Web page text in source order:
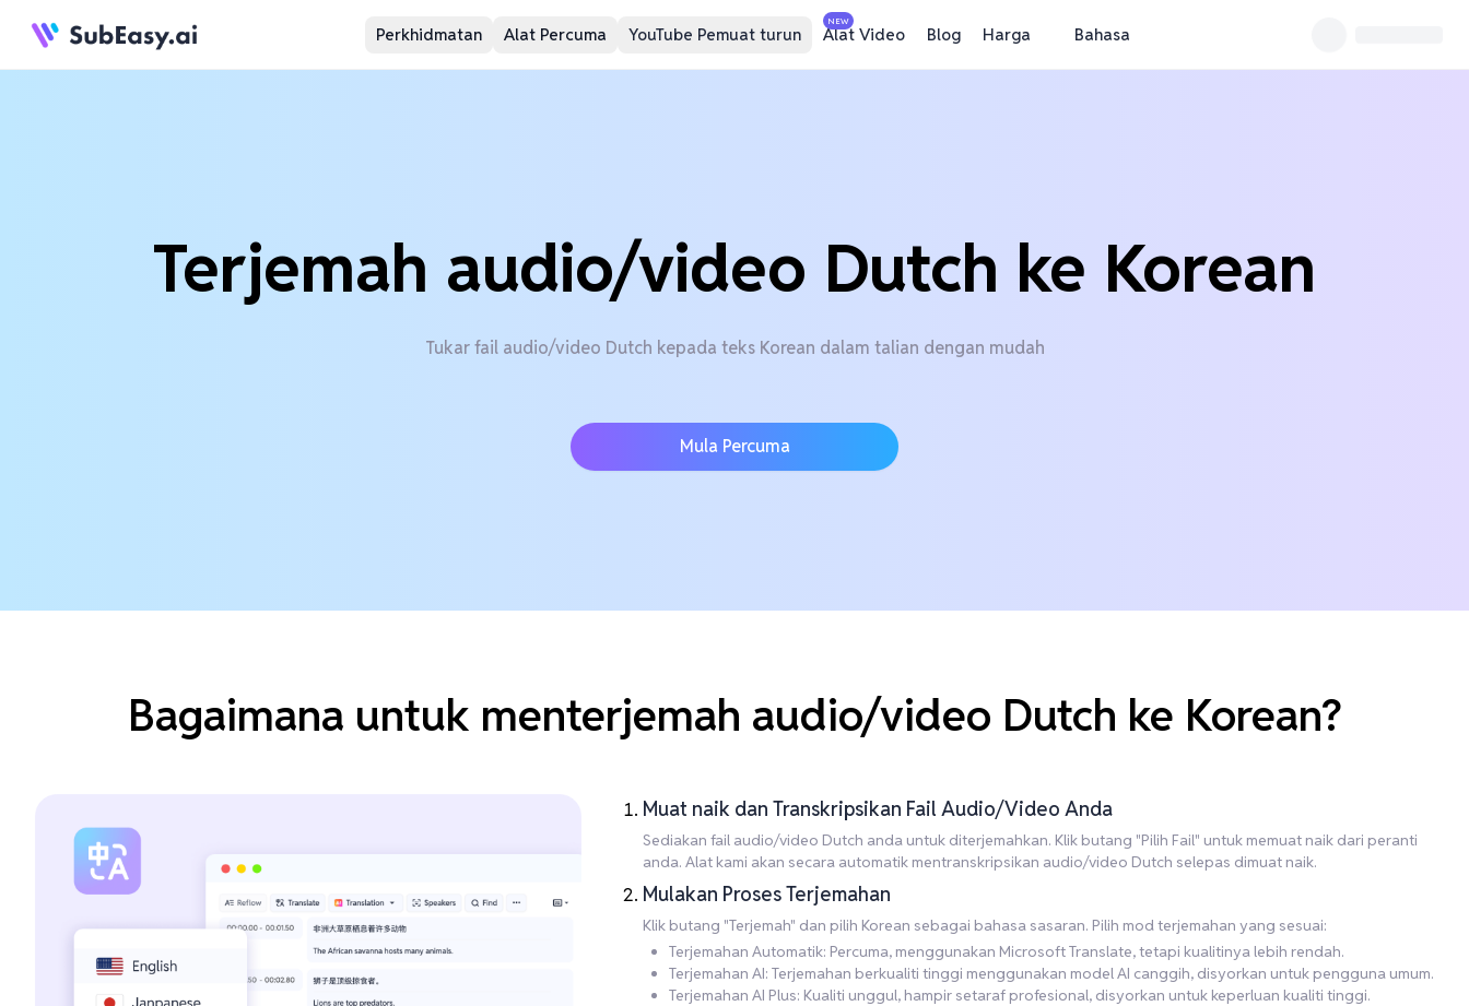
Perkhidmatan Alat Percuma YouTube Pemuat turun
NEW
Alat Video Blog Harga Bahasa
Terjemah audio/video Dutch ke Korean
Tukar fail audio/video Dutch kepada teks Korean dalam talian dengan mudah
Mula Percuma
Bagaimana untuk menterjemah audio/video Dutch ke Korean?
Muat naik dan Transkripsikan Fail Audio/Video Anda
Sediakan fail audio/video Dutch anda untuk diterjemahkan. Klik butang "Pilih Fail" untuk memuat naik dari peranti
anda. Alat kami akan secara automatik mentranskripsikan audio/video Dutch selepas dimuat naik.
Mulakan Proses Terjemahan
Klik butang "Terjemah" dan pilih Korean sebagai bahasa sasaran. Pilih mod terjemahan yang sesuai:
Terjemahan Automatik: Percuma, menggunakan Microsoft Translate, tetapi kualitinya lebih rendah.
Terjemahan AI: Terjemahan berkualiti tinggi menggunakan model AI canggih, disyorkan untuk pengguna umum.
Terjemahan AI Plus: Kualiti unggul, hampir setaraf profesional, disyorkan untuk keperluan kualiti tinggi.